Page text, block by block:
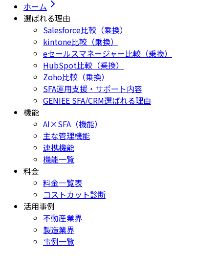
ホーム
選ばれる理由
Salesforce比較（乗換）
kintone比較（乗換）
eセールスマネージャー比較（乗換）
HubSpot比較（乗換）
Zoho比較（乗換）
SFA運用支援・サポート内容
GENIEE SFA/CRM選ばれる理由
機能
AI×SFA（機能）
主な管理機能
連携機能
機能一覧
料金
料金一覧表
コストカット診断
活用事例
不動産業界
製造業界
事例一覧